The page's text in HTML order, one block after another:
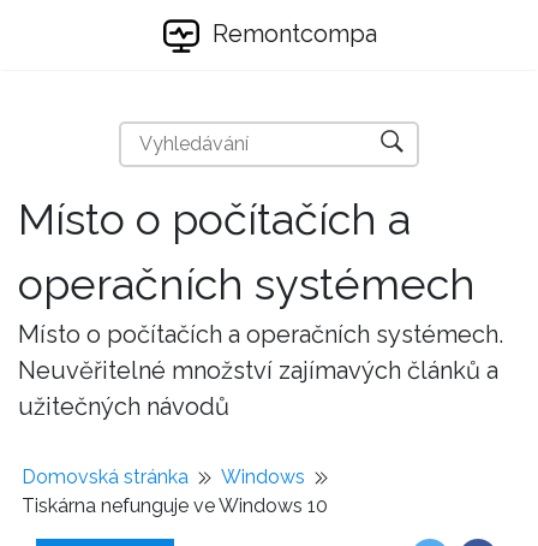
Remontcompa
Místo o počítačích a
operačních systémech
Místo o počítačích a operačních systémech.
Neuvěřitelné množství zajímavých článků a
užitečných návodů
Domovská stránka
Windows
Tiskárna nefunguje ve Windows 10